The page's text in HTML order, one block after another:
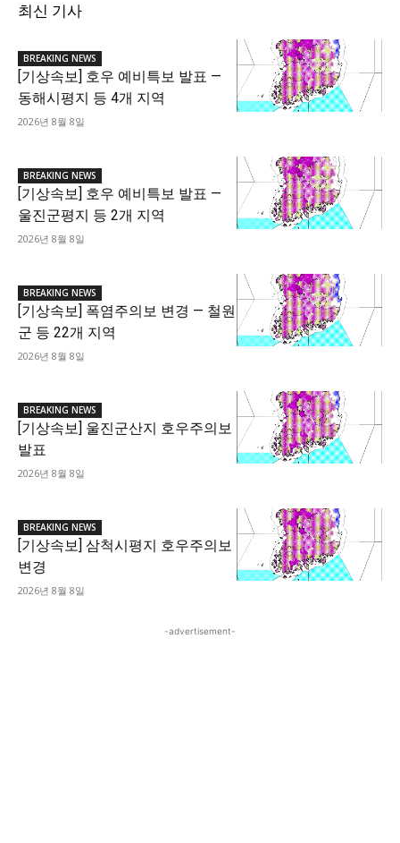
최신 기사
BREAKING NEWS
[기상속보] 호우 예비특보 발표 —
동해시평지 등 4개 지역
2026년 8월 8일
BREAKING NEWS
[기상속보] 호우 예비특보 발표 —
울진군평지 등 2개 지역
2026년 8월 8일
BREAKING NEWS
[기상속보] 폭염주의보 변경 — 철원
군 등 22개 지역
2026년 8월 8일
BREAKING NEWS
[기상속보] 울진군산지 호우주의보
발표
2026년 8월 8일
BREAKING NEWS
[기상속보] 삼척시평지 호우주의보
변경
2026년 8월 8일
-advertisement-